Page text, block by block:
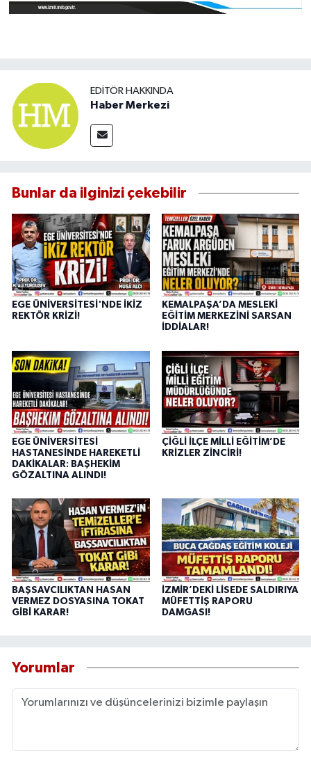
EDITÖR HAKKINDA
Haber Merkezi
Bunlar da ilginizi çekebilir
EGE ÜNİVERSİTESİ'NDE İKİZ
REKTÖR KRİZİ!
KEMALPAŞA’DA MESLEKİ
EĞİTİM MERKEZİNİ SARSAN
İDDİALAR!
EGE ÜNİVERSİTESİ
HASTANESİNDE HAREKETLİ
DAKİKALAR: BAŞHEKİM
GÖZALTINA ALINDI!
ÇİĞLİ İLÇE MİLLİ EĞİTİM’DE
KRİZLER ZİNCİRİ!
BAŞSAVCILIKTAN HASAN
VERMEZ DOSYASINA TOKAT
GİBİ KARAR!
İZMİR’DEKİ LİSEDE SALDIRIYA
MÜFETTİŞ RAPORU
DAMGASI!
Yorumlar